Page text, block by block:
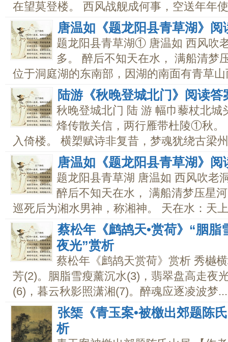
在望莫登楼。 西风战舰成何事，空送年年
唐温如《题龙阳县青草湖》阅
题龙阳县青草湖① 唐温如 西风吹
多。 醉后不知天在水， 满船清梦
位于洞庭湖的东南部，因湖的南面有青草
陆游《秋晚登城北门》阅读答
秋晚登城北门 陆 游 幅巾藜杖北城
烽传散关信，两行雁带杜陵①秋。
入倚楼。 横槊赋诗非复昔，梦魂犹绕古梁
唐温如《题龙阳县青草湖》阅
题龙阳县青草湖 唐温如 西风吹老
醉后不知天在水， 满船清梦压星
巡死后为湘水男神，称湘神。 天在水：天
蔡松年《鹧鸪天•赏荷》“胭
夜光”赏析
蔡松年《鹧鸪天赏荷》赏析 秀樾
芳(2)。胭脂雪瘦薰沉水(3)，翡翠盘高走夜
(6)，暮云秋影照潇湘(7)。醉魂应逐凌波梦...
张榘《青玉案•被檄出郊题陈
析